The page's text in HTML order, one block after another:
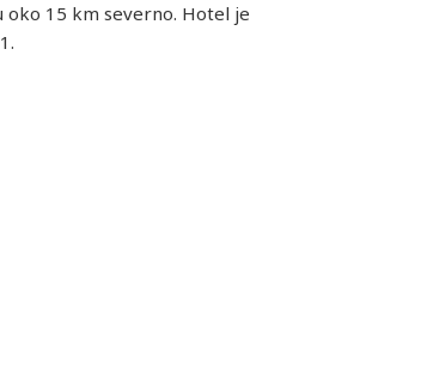
15 km severno. Hotel je